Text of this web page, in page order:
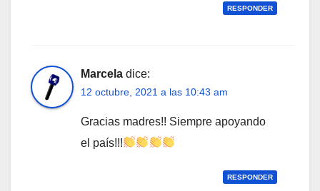
RESPONDER
Marcela dice:
12 octubre, 2021 a las 10:43 am
Gracias madres!! Siempre apoyando
el país!!!
RESPONDER